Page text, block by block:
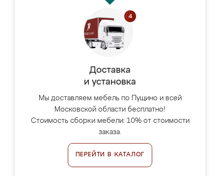
Доставка
и установка
Мы доставляем мебель по Пущино и всей
Московской области бесплатно!
Стоимость сборки мебели: 10% от стоимости
заказа.
ПЕРЕЙТИ В КАТАЛОГ